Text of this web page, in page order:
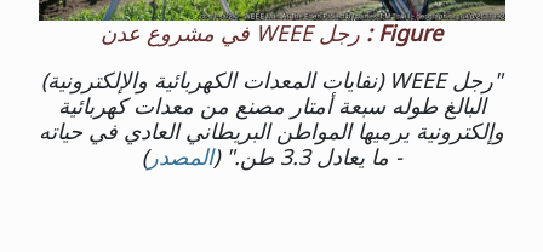
Figure :
رجل WEEE في مشروع عدن
"رجل WEEE (نفايات المعدات الكهربائية والإلكترونية)
البالغ طوله سبعة أمتار مصنع من معدات كهربائية
وإلكترونية يرميها المواطن البريطاني العادي في حياته
- ما يعادل 3.3 طن." (
المصدر)